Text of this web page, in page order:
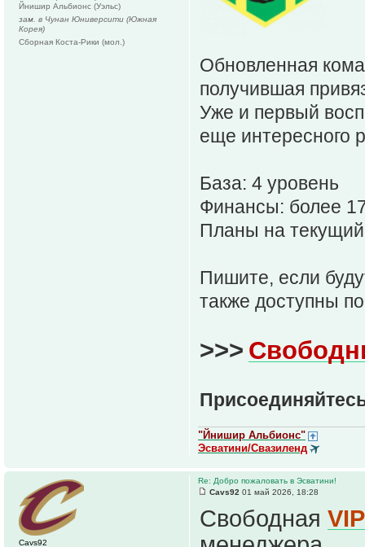
Обновленная
получившая
Уже и первый
еще интересного
База: 4 уровень
Финансы: более
Планы на
Пишите, если
также доступны
>>>
"Йнишир Альбионс"
Эсватини/Свазиленд
Йнишир Альбионс (Уэльс)
зам. в Чунан Юниверсити (Южная
Корея)
Сборная Коста-Рики (мол.)
Re: Добро пожаловать в Эсватини!
Cavs92 01 май 2026, 18:28
Свободная
Cavs92